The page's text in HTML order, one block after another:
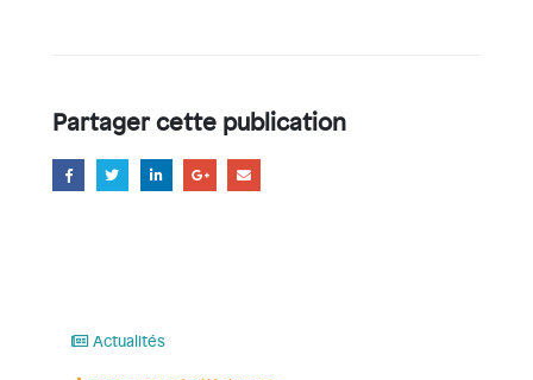
Partager cette publication
Actualités